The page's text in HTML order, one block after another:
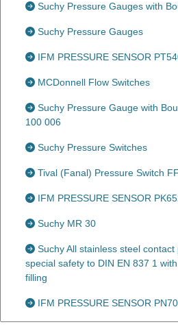
Suchy Pressure Gauges with
Suchy Pressure Gauges
IFM PRESSURE SENSOR
MCDonnell Flow Switches
Suchy Pressure Gauge with
100 006
Suchy Pressure Switches
Tival (Fanal) Pressure Switch
IFM PRESSURE SENSOR
Suchy MR 30
Suchy All stainless steel
special safety to DIN EN 837 1
filling
IFM PRESSURE SENSOR